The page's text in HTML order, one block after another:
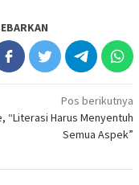
Pos berikutnya
“Literasi Harus Menyentuh
Semua Aspek”